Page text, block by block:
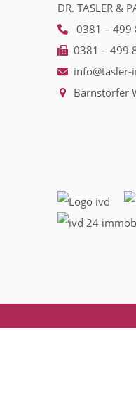
DR. TASLER &
0381 – 499
0381 – 499
Barnstorfer